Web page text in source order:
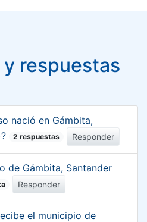
respuestas
nació en Gámbita,
2 respuestas Responder
de Gámbita, Santander
Responder
el municipio de